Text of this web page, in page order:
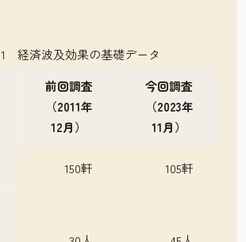
経済波及効果の基礎データ
前回調査
（2011年
12月）
今回調査
（2023年
11月）
150軒 105軒